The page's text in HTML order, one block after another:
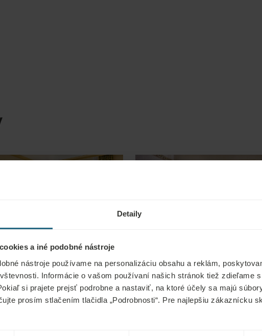
Detaily
a iné podobné nástroje
nástroje používame na personalizáciu obsahu a reklám,
Informácie o vašom používaní našich stránok tiež zdieľame
si prajete prejsť podrobne a nastaviť, na ktoré účely sa majú
prosím stlačením tlačidla „Podrobnosti“. Pre najlepšiu zákaznícku